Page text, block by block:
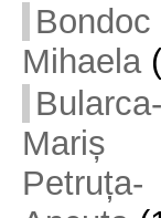
Bondoc
Mihaela
Bularca-
Mariș
Petruța-